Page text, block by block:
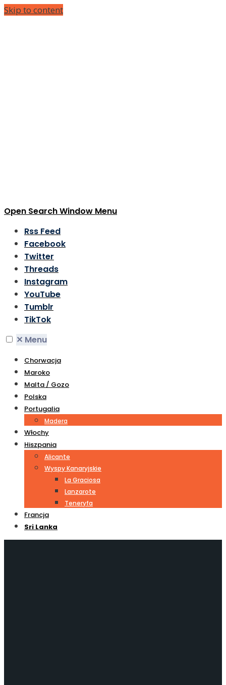
Skip to content
Open Search Window Menu
Rss Feed
Facebook
Twitter
Threads
Instagram
YouTube
Tumblr
TikTok
✕ Menu
Chorwacja
Maroko
Malta / Gozo
Polska
Portugalia
Madera
Włochy
Hiszpania
Alicante
Wyspy Kanaryjskie
La Graciosa
Lanzarote
Teneryfa
Francja
Sri Lanka